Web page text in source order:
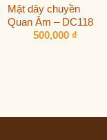
Mặt dây chuyền
Quan Âm – DC118
500,000 ₫